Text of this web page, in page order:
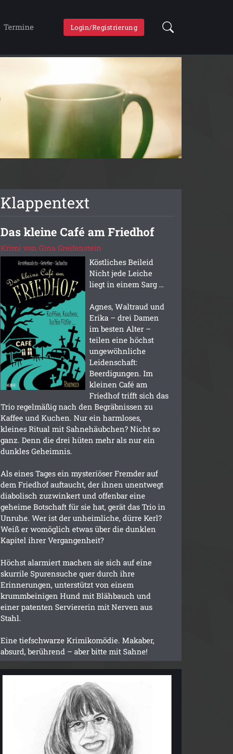
Termine Login/Registrierung
Klappentext
Das kleine Café am Friedhof
Krimi von Gina Greifenstein
Köstliches Beileid
Nicht jede Leiche
liegt in einem Sarg …
Agnes, Waltraud und
Erika – drei Damen
im besten Alter –
teilen eine höchst
ungewöhnliche
Leidenschaft:
Beerdigungen. Im
kleinen Café am
Friedhof trifft sich das
Trio regelmäßig nach den Begräbnissen zu
Kaffee und Kuchen. Nur ein harmloses,
kleines Ritual mit Sahnehäubchen? Nicht so
ganz. Denn die drei hüten mehr als nur ein
dunkles Geheimnis.
Als eines Tages ein mysteriöser Fremder auf
dem Friedhof auftaucht, der ihnen unentwegt
diabolisch zuzwinkert und offenbar eine
geheime Botschaft für sie hat, gerät das Trio in
Unruhe. Wer ist der unheimliche, dürre Kerl?
Weiß er womöglich etwas über die dunklen
Kapitel ihrer Vergangenheit?
Höchst alarmiert machen sie sich auf eine
skurrile Spurensuche quer durch ihre
Erinnerungen, unterstützt von einem
krummbeinigen Hund mit Blähbauch und
einer patenten Serviererin mit Nerven aus
Stahl.
Eine tiefschwarze Krimikomödie. Makaber,
absurd, berührend – aber bitte mit Sahne!